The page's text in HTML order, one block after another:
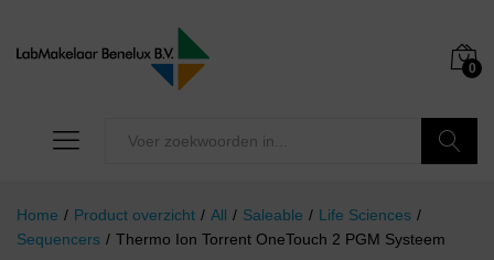
0
Home / Product overzicht / All / Saleable / Life Sciences /
Sequencers / Thermo Ion Torrent OneTouch 2 PGM Systeem